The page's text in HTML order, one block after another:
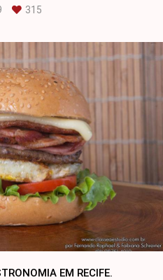
315
EM RECIFE.